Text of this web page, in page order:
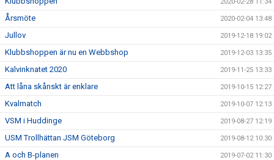
Årsmöte 2020-02-04 13:48
Jullov 2019-12-18 19:02
Klubbshoppen är nu en Webbshop 2019-12-03 13:35
Kalvinknatet 2020 2019-11-25 13:33
Att låna skånskt är enklare 2019-10-15 12:27
Kvalmatch 2019-10-07 12:13
VSM i Huddinge 2019-08-27 12:19
USM Trollhättan JSM Göteborg 2019-08-12 10:30
A och B-planen 2019-07-02 11:30